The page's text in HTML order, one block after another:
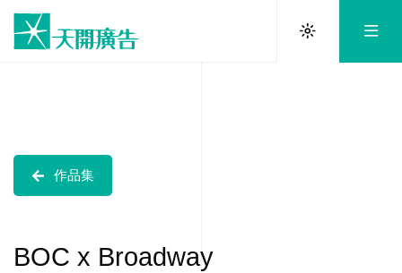
作品集
BOC x Broadway